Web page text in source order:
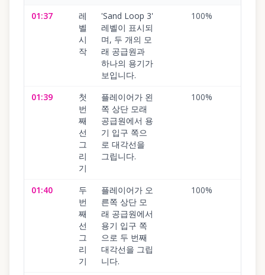
01:37
레
벨
시
작
'Sand Loop 3'
레벨이 표시되
며, 두 개의 모
래 공급원과
하나의 용기가
보입니다.
100%
01:39
첫
번
째
선
그
리
기
플레이어가 왼
쪽 상단 모래
공급원에서 용
기 입구 쪽으
로 대각선을
그립니다.
100%
01:40
두
번
째
선
그
리
기
플레이어가 오
른쪽 상단 모
래 공급원에서
용기 입구 쪽
으로 두 번째
대각선을 그립
니다.
100%